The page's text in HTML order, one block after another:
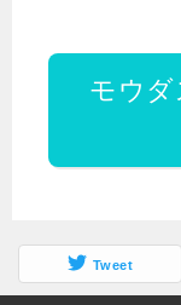
モウダ
Tweet